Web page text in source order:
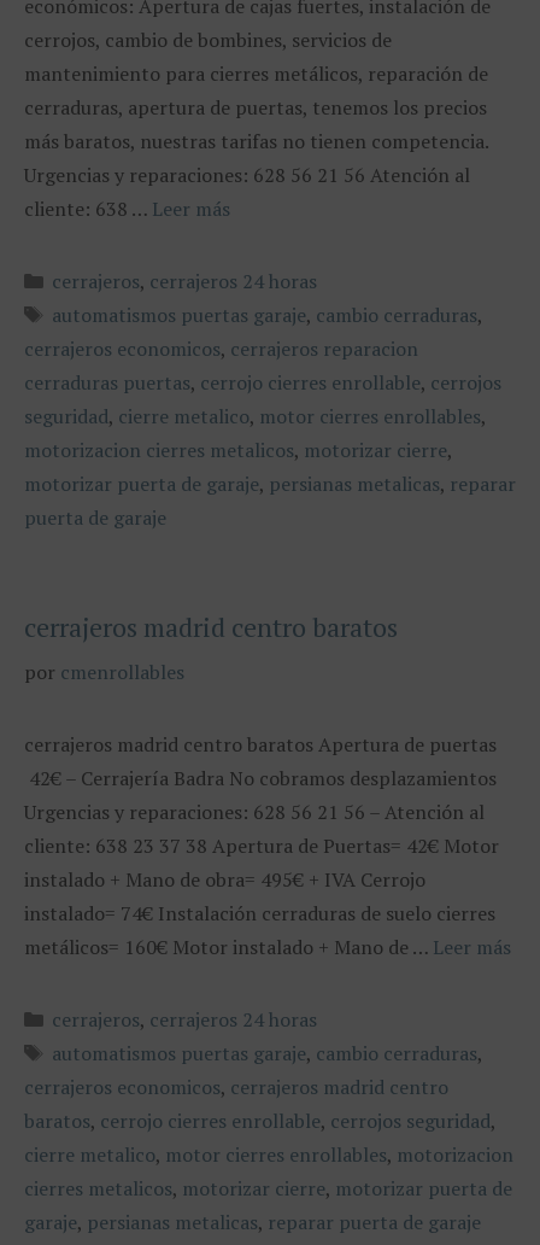
económicos: Apertura de cajas fuertes, instalación de
cerrojos, cambio de bombines, servicios de
mantenimiento para cierres metálicos, reparación de
cerraduras, apertura de puertas, tenemos los precios
más baratos, nuestras tarifas no tienen competencia.
Urgencias y reparaciones: 628 56 21 56 Atención al
cliente: 638 … Leer más
Categorías
cerrajeros, cerrajeros 24 horas
Etiquetas
automatismos puertas garaje, cambio cerraduras,
cerrajeros economicos, cerrajeros reparacion
cerraduras puertas, cerrojo cierres enrollable, cerrojos
seguridad, cierre metalico, motor cierres enrollables,
motorizacion cierres metalicos, motorizar cierre,
motorizar puerta de garaje, persianas metalicas, reparar
puerta de garaje
cerrajeros madrid centro baratos
por cmenrollables
cerrajeros madrid centro baratos Apertura de puertas
42€ – Cerrajería Badra No cobramos desplazamientos
Urgencias y reparaciones: 628 56 21 56 – Atención al
cliente: 638 23 37 38 Apertura de Puertas= 42€ Motor
instalado + Mano de obra= 495€ + IVA Cerrojo
instalado= 74€ Instalación cerraduras de suelo cierres
metálicos= 160€ Motor instalado + Mano de … Leer más
Categorías
cerrajeros, cerrajeros 24 horas
Etiquetas
automatismos puertas garaje, cambio cerraduras,
cerrajeros economicos, cerrajeros madrid centro
baratos, cerrojo cierres enrollable, cerrojos seguridad,
cierre metalico, motor cierres enrollables, motorizacion
cierres metalicos, motorizar cierre, motorizar puerta de
garaje, persianas metalicas, reparar puerta de garaje